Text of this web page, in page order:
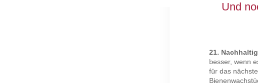
Und
21.
besser, wenn
für das